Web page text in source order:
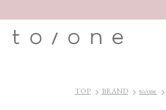
TOP BRAND to/one